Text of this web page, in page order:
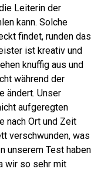
Leiterin der
kann. Solche
findet, runden das
ist kreativ und
knuffig aus und
während der
ändert. Unser
aufgeregten
nach Ort und Zeit
verschwunden, was
unserem Test haben
wir so sehr mit